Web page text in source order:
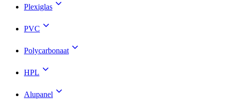
Plexiglas
PVC
Polycarbonaat
HPL
Alupanel